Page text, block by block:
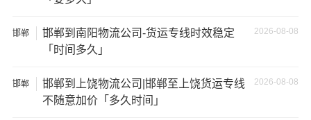
通知公司客服以便安排仓库存放。
们的服务提出意见或建议，我们会认真对待并及时把处理
意见汇报于您，非常感谢您对我们的支持，我们将为客户
邯郸 2026-08-08
邯郸到南阳物流公司-货运专线时效稳定
「时间多久」
邯郸 2026-08-08
邯郸到上饶物流公司|邯郸至上饶货运专线
不随意加价「多久时间」